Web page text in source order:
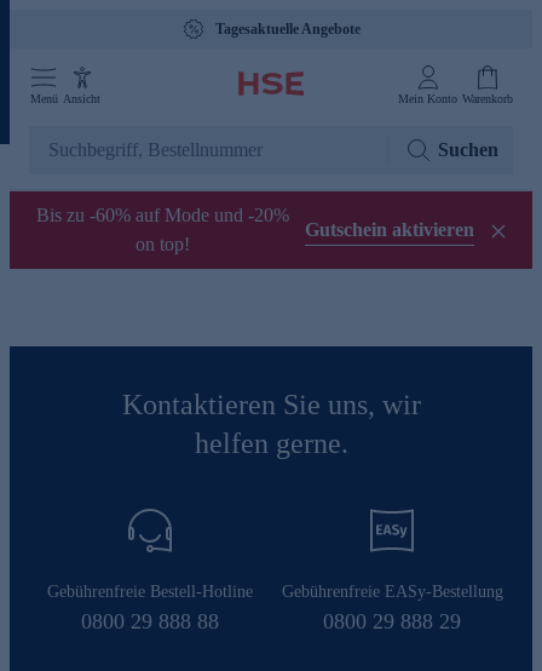
Tagesaktuelle Angebote
Menü Ansicht Mein Konto Warenkorb
Suchen
Bis zu -60% auf Mode und -20%
on top!
Gutschein aktivieren
Kontaktieren Sie uns, wir
helfen gerne.
Gebührenfreie Bestell-Hotline
0800 29 888 88
Gebührenfreie EASy-Bestellung
0800 29 888 29